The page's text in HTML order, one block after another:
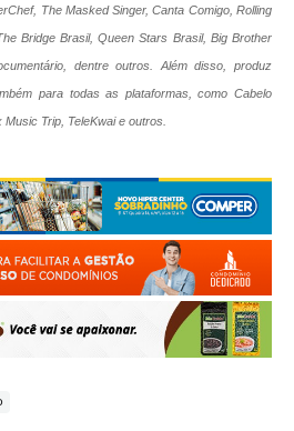
The Masked Singer, Canta Comigo, Rolling
Bridge Brasil, Queen Stars Brasil, Big Brother
dentre outros. Além disso, produz
para todas as plataformas, como Cabelo
Trip, TeleKwai e outros.